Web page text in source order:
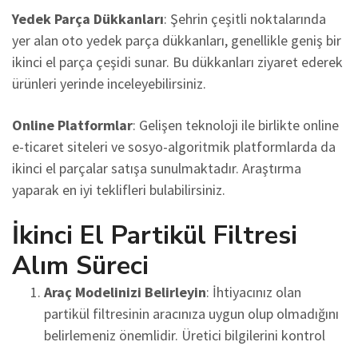
Yedek Parça Dükkanları: Şehrin çeşitli noktalarında
yer alan oto yedek parça dükkanları, genellikle geniş bir
ikinci el parça çeşidi sunar. Bu dükkanları ziyaret ederek
ürünleri yerinde inceleyebilirsiniz.
Online Platformlar: Gelişen teknoloji ile birlikte online
e-ticaret siteleri ve sosyo-algoritmik platformlarda da
ikinci el parçalar satışa sunulmaktadır. Araştırma
yaparak en iyi teklifleri bulabilirsiniz.
İkinci El Partikül Filtresi
Alım Süreci
Araç Modelinizi Belirleyin: İhtiyacınız olan
partikül filtresinin aracınıza uygun olup olmadığını
belirlemeniz önemlidir. Üretici bilgilerini kontrol